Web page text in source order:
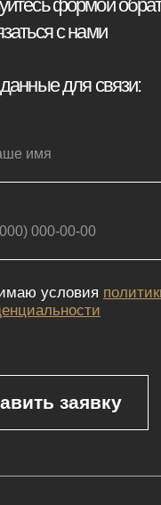
заявку
офертой, определяемой
и носит исключительно
точной информации о наличии и
обращайтесь к нашим менеджерам